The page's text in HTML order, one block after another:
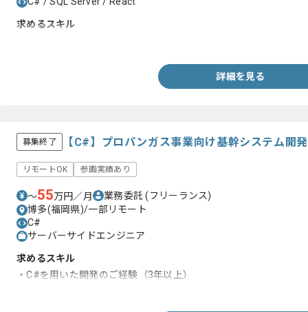
求めるスキル
詳細を見る
募集終了 【C#】プロパンガス事業向け基幹システム開
リモートOK 参画実績あり
〜55万円／月 業務委託(フリーランス)
博多(福岡県)/一部リモート
C#
サーバーサイドエンジニア
求めるスキル
・C#を用いた開発のご経験（3年以上）